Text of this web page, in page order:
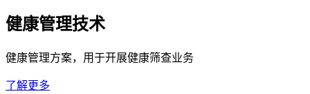
健康管理技术
健康管理方案，用于开展健康筛查业务
了解更多